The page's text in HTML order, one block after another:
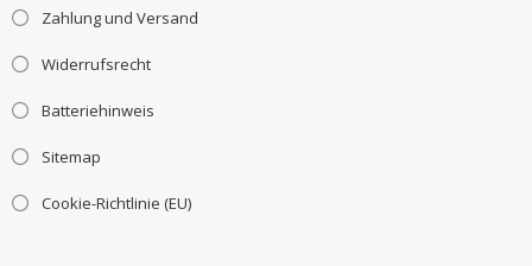
Zahlung und Versand
Widerrufsrecht
Batteriehinweis
Sitemap
Cookie-Richtlinie (EU)